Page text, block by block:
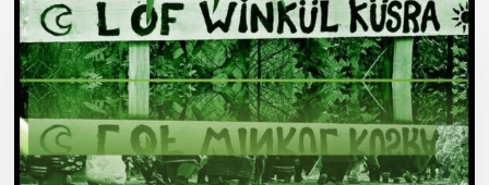
Winkül
Küsra
convoca
a
apoyar